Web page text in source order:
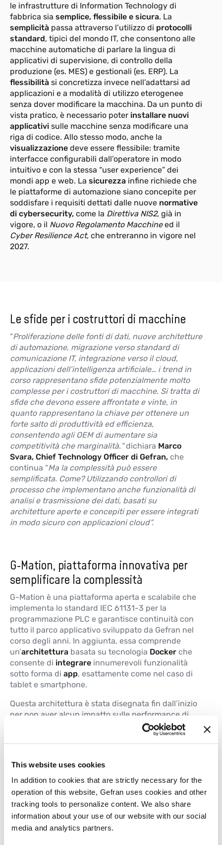
This website uses cookies
In addition to cookies that are strictly necessary for the
operation of this website, Gefran uses cookies and other
tracking tools to personalize content. We also share
information about your use of our website with our social
media and analytics partners.
G3-AM8 NEW
Modulo 4 ingressi analogici + 4 uscite
analogiche
Maggiori informazioni
G3-C2 NEW
Modulo 2 ingressi endcoder
Maggiori informazioni
G3-DA8 NEW
Modulo 8 uscite analogiche
Maggiori informazioni
G3-ECAT NEW
Ethercat bridge
Maggiori informazioni
G3-EU20 NEW
Modulo 10 ingressi digitali + 10 uscite
digitali
Maggiori informazioni
G3-JNC3 NEW
Modulo junction EtherCAT 3 porte
G3-JNC4 NEW
Modulo junction EtherCAT 4 porte
RJ45
Maggiori informazioni
G3-SSI2 NEW
Modulo 2 ingressi SSI
Maggiori informazioni
Maggiori informazioni
le infrastrutture di Information Technology di
fabbrica sia semplice, flessibile e sicura. La
semplicità passa attraverso l’utilizzo di protocolli
standard, tipici del mondo IT, che consentono alle
macchine automatiche di parlare la lingua di
applicativi di supervisione, di controllo della
produzione (es. MES) e gestionali (es. ERP). La
flessibilità si concretizza invece nell’adattarsi ad
applicazioni e a modalità di utilizzo eterogenee
senza dover modificare la macchina. Da un punto di
vista pratico, è necessario poter installare nuovi
applicativi sulle macchine senza modificare una
riga di codice. Allo stesso modo, anche la
visualizzazione deve essere flessibile: tramite
interfacce configurabili dall’operatore in modo
intuitivo e con la stessa “user experience” dei
mondi app e web. La sicurezza infine richiede che
le piattaforme di automazione siano concepite per
soddisfare i requisiti dettati dalle nuove normative
di cybersecurity, come la Direttiva NIS2, già in
vigore, o il Nuovo Regolamento Macchineed il
Cyber Resilience Act, che entreranno in vigore nel
2027.
Le sfide per i costruttori di macchine
“Proliferazione delle fonti di dati, nuove architetture
di automazione, migrazione verso standard di
comunicazione IT, integrazione verso il cloud,
applicazioni dell’intelligenza artificiale… i trend in
corso rappresentano sfide potenzialmente molto
complesse per i costruttori di macchine. Si tratta di
sfide che devono essere affrontate e vinte, in
quanto rappresentano la chiave per ottenere un
forte salto di produttività ed efficienza,
consentendo agli OEM di aumentare sia
competitività che marginalità. ”dichiara Marco
Svara, Chief Technology Officer di Gefran, che
continua “Ma la complessità può essere
semplificata. Come? Utilizzando controllori di
processo che implementano anche funzionalità di
analisi e trasmissione dei dati, basati su
architetture aperte e concepiti per essere integrati
in modo sicuro con applicazioni cloud”.
G-Mation, piattaforma innovativa per
semplificare la complessità
G-Mation è una piattaforma aperta e scalabile che
implementa lo standard IEC 61131-3 per la
programmazione PLC e garantisce continuità con
tutto il parco applicativo sviluppato da Gefran nel
corso degli anni. In aggiunta, essa comprende
un’architettura basata su tecnologia Docker che
consente di integrare innumerevoli funzionalità
sotto forma di app, esattamente come nel caso di
tablet e smartphone.
Questa architettura è stata disegnata fin dall’inizio
per non aver alcun impatto sulle performance di
controllo di processo. Molte delle funzionalità di
configurazione e diagnostica del PLC sono
implementate sotto forma di app, con la possibilità
un’interfaccia web dedicata.
Tutta la piattaforma G-Mation è basata sul
protocollo di comunicazione “real time”
singoli moduli I/O rappresentano dei nodi Ethercat,
mentre il PLC P6 è in grado di gestire due reti
Ethercat separate, supportando anche topologie di